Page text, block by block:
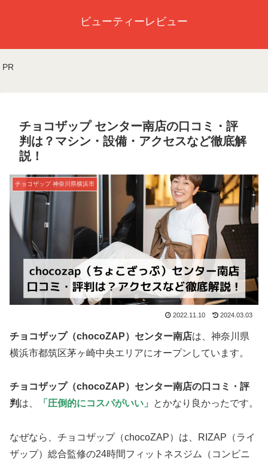
ビューティーレビュー
PR
チョコザップ センター南店の口コミ・評
判は？マシン・設備・アクセスなど徹底解
説！
チョコザップ 神奈川県横浜市
2022.11.10 2024.03.03
チョコザップ（chocoZAP）センター南店は、神奈川県
横浜市都筑区茅ヶ崎中央エリアにオープンしています。
チョコザップ（chocoZAP）センター南店の口コミ・評
判 は、 「圧倒的にコスパがいい」 とかなり良かったです。
なぜなら、チョコザップ（chocoZAP）は、RIZAP（ライ
ザップ）総合監修の24時間フィットネスジム（コンビニ